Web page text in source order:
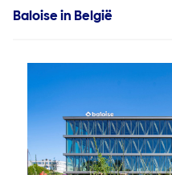
Baloise in België